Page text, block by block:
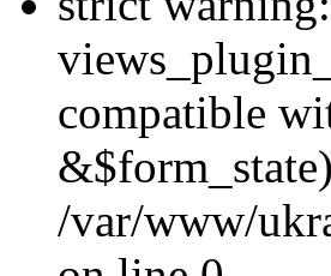
compatible
/var/www/